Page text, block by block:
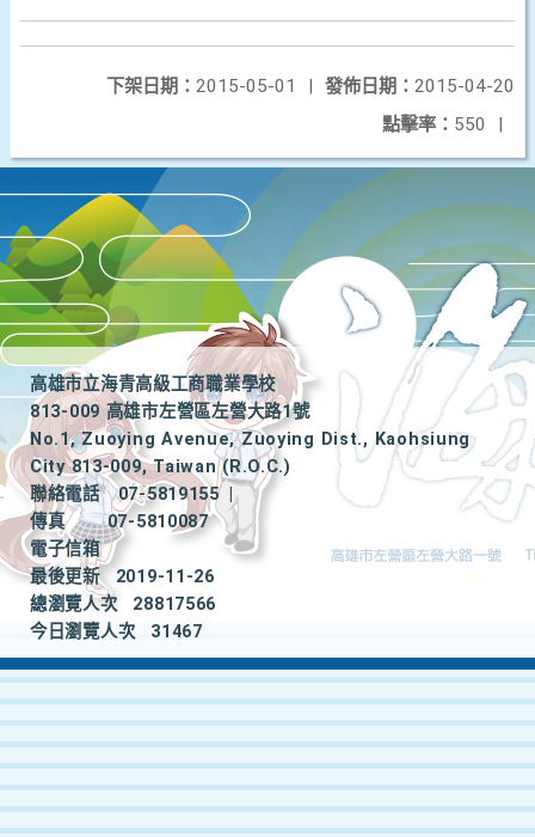
發佈日期： 2015-04-20
下架日期： 2015-05-01
|
點擊率： 550 |
高雄市立海青高級工商職業學校
813-009 高雄市左營區左營大路1號
No.1, Zuoying Avenue, Zuoying Dist., Kaohsiung
City 813-009, Taiwan (R.O.C.)
聯絡電話
07-5819155
|
傳真
07-5810087
電子信箱
最後更新
2019-11-26
總瀏覽人次
28817566
今日瀏覽人次
31467